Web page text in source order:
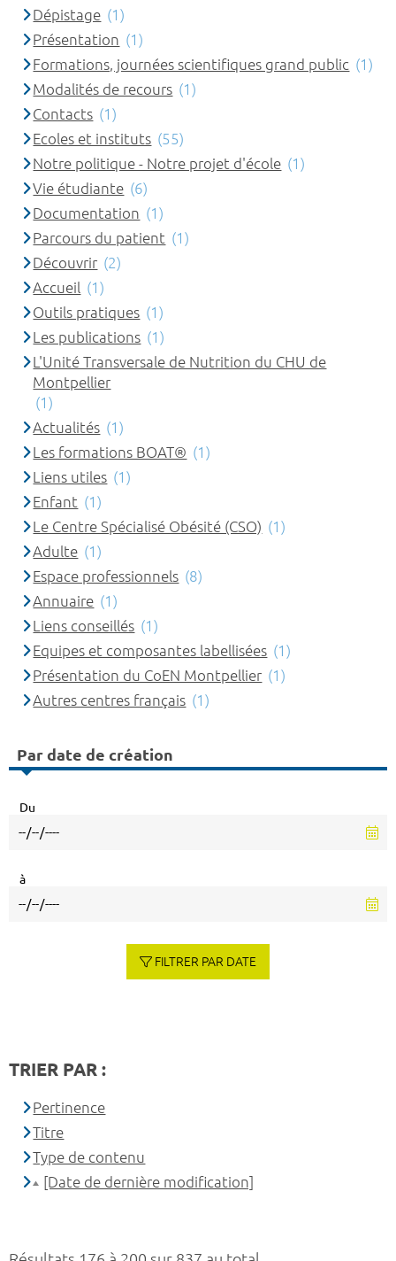
Dépistage (1)
Présentation (1)
Formations, journées scientifiques grand public (1)
Modalités de recours (1)
Contacts (1)
Ecoles et instituts (55)
Notre politique - Notre projet d'école (1)
Vie étudiante (6)
Documentation (1)
Parcours du patient (1)
Découvrir (2)
Accueil (1)
Outils pratiques (1)
Les publications (1)
L'Unité Transversale de Nutrition du CHU de
Montpellier
(1)
Actualités (1)
Les formations BOAT® (1)
Liens utiles (1)
Enfant (1)
Le Centre Spécialisé Obésité (CSO) (1)
Adulte (1)
Espace professionnels (8)
Annuaire (1)
Liens conseillés (1)
Equipes et composantes labellisées (1)
Présentation du CoEN Montpellier (1)
Autres centres français (1)
Par date de création
Du
à
FILTRER PAR DATE
TRIER PAR :
Pertinence
Titre
Type de contenu
[Date de dernière modification]